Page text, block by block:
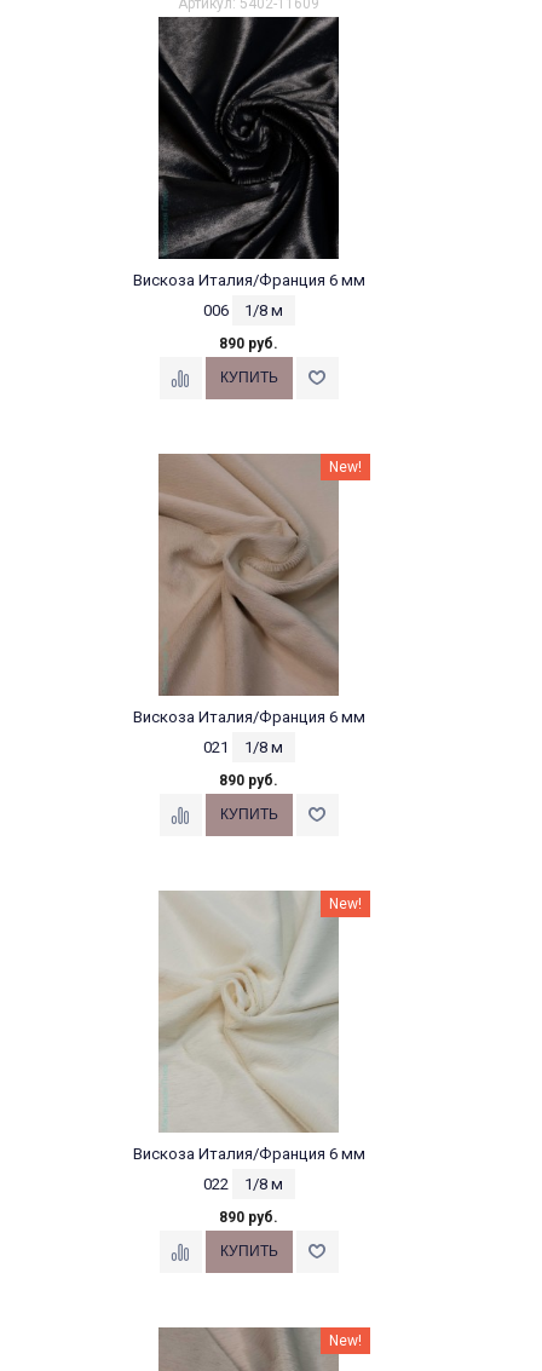
Артикул: 5402-11609
Вискоза Италия/Франция 6 мм
006
1/8 м
890 руб.
New!
Вискоза Италия/Франция 6 мм
021
1/8 м
890 руб.
New!
Вискоза Италия/Франция 6 мм
022
1/8 м
890 руб.
New!